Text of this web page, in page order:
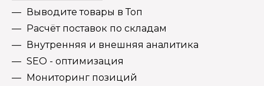
Выводите товары в Топ
Расчёт поставок по складам
Внутренняя и внешняя аналитика
SEO - оптимизация
Мониторинг позиций